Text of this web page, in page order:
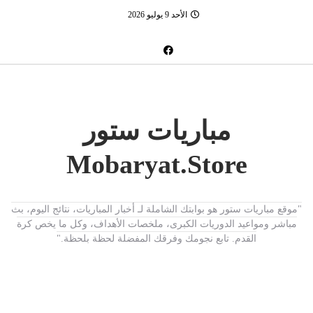
الأحد 9 يوليو 2026
مباريات ستور
Mobaryat.Store
"موقع مباريات ستور هو بوابتك الشاملة لـ أخبار المباريات، نتائج اليوم، بث
مباشر ومواعيد الدوريات الكبرى، ملخصات الأهداف، وكل ما يخص كرة
القدم. تابع نجومك وفرقك المفضلة لحظة بلحظة."